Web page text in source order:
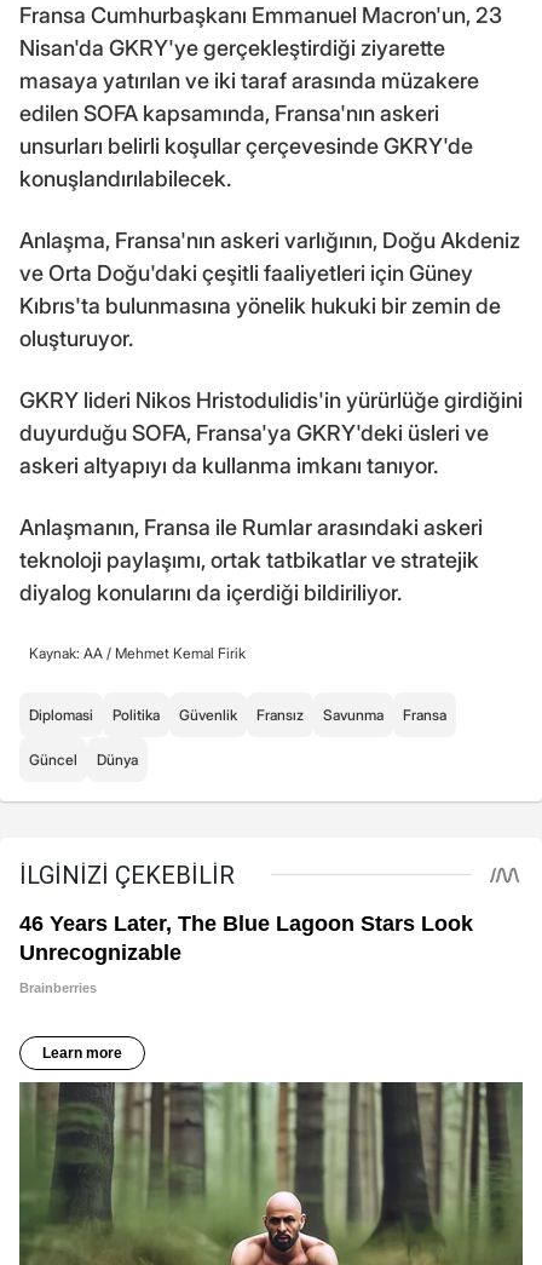
Fransa Cumhurbaşkanı Emmanuel Macron'un, 23
Nisan'da GKRY'ye gerçekleştirdiği ziyarette
masaya yatırılan ve iki taraf arasında müzakere
edilen SOFA kapsamında, Fransa'nın askeri
unsurları belirli koşullar çerçevesinde GKRY'de
konuşlandırılabilecek.
Anlaşma, Fransa'nın askeri varlığının, Doğu Akdeniz
ve Orta Doğu'daki çeşitli faaliyetleri için Güney
Kıbrıs'ta bulunmasına yönelik hukuki bir zemin de
oluşturuyor.
GKRY lideri Nikos Hristodulidis'in yürürlüğe girdiğini
duyurduğu SOFA, Fransa'ya GKRY'deki üsleri ve
askeri altyapıyı da kullanma imkanı tanıyor.
Anlaşmanın, Fransa ile Rumlar arasındaki askeri
teknoloji paylaşımı, ortak tatbikatlar ve stratejik
diyalog konularını da içerdiği bildiriliyor.
Kaynak: AA / Mehmet Kemal Firik
Diplomasi Politika Güvenlik Fransız Savunma Fransa
Güncel Dünya